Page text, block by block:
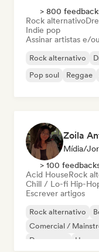
> 800
Rock alternativo
Indie pop
Assinar artistas e/
Rock alternativo
Pop soul
Reggae
Zoila
Mídia/
> 100
Acid HouseRock
Chill / Lo-fi Hip-
Escrever artigos
Rock alternativo
Comercial /
Dream pop
House